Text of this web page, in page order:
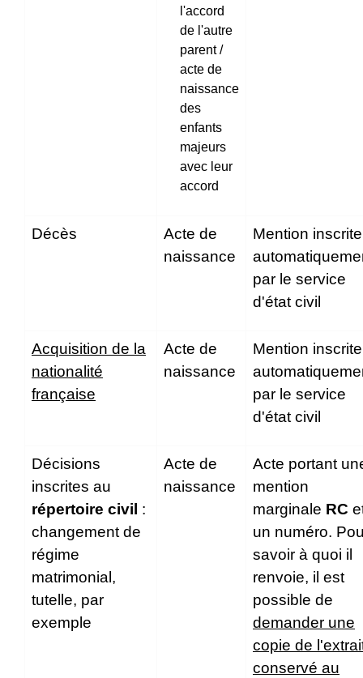
l'accord
de l'autre
parent /
acte de
naissance
des
enfants
majeurs
avec leur
accord
Décès
Acte de
naissance
Mention inscrite
par le service
d'état civil
Acquisition de la
nationalité
française
Acte de
naissance
Mention inscrite
par le service
d'état civil
Décisions
inscrites au
répertoire civil :
changement de
régime
matrimonial,
tutelle, par
exemple
Acte de
naissance
Acte portant
mention
marginale RC
un numéro.
savoir à quoi il
renvoie, il est
possible de
demander une
copie de
conservé au